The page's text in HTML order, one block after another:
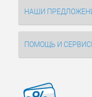
НАШИ
ПОМОЩЬ И